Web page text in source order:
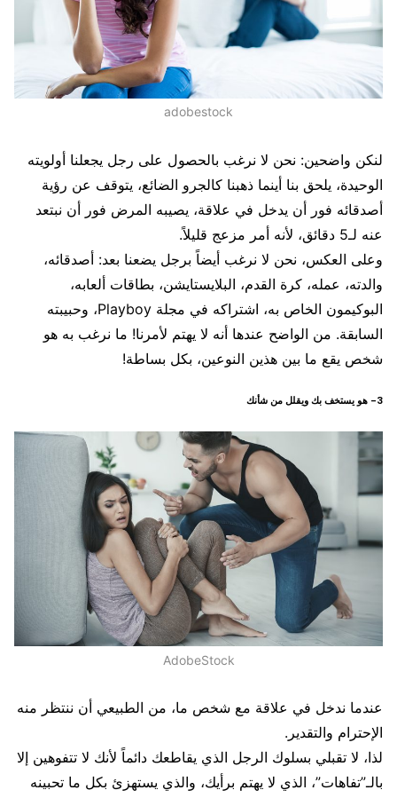
adobestock
لنكن واضحين: نحن لا نرغب بالحصول على رجل يجعلنا أولويته
الوحيدة، يلحق بنا أينما ذهبنا كالجرو الضائع، يتوقف عن رؤية
أصدقائه فور أن يدخل في علاقة، يصيبه المرض فور أن نبتعد
عنه لـ5 دقائق، لأنه أمر مزعج قليلاً.
وعلى العكس، نحن لا نرغب أيضاً برجل يضعنا بعد: أصدقائه،
والدته، عمله، كرة القدم، البلايستايشن، بطاقات ألعابه،
البوكيمون الخاص به، اشتراكه في مجلة Playboy، وحبيبته
السابقة. من الواضح عندها أنه لا يهتم لأمرنا! ما نرغب به هو
شخص يقع ما بين هذين النوعين، بكل بساطة!
3- هو يستخف بك ويقلل من شأنك
AdobeStock
عندما ندخل في علاقة مع شخص ما، من الطبيعي أن ننتظر منه
الإحترام والتقدير.
لذا، لا تقبلي بسلوك الرجل الذي يقاطعك دائماً لأنك لا تتفوهين إلا
بالـ”تفاهات”، الذي لا يهتم برأيك، والذي يستهزئ بكل ما تحبينه